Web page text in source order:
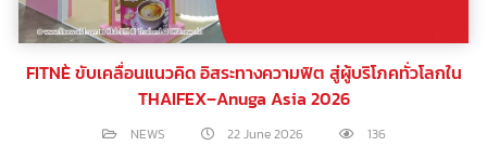
FITNÈ ขับเคลื่อนแนวคิด อิสระทางความฟิต สู่ผู้บริโภคทั่วโลกใน
THAIFEX–Anuga Asia 2026
NEWS 22 June 2026 136